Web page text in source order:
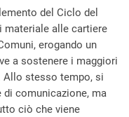
del Ciclo del
alle cartiere
erogando un
a sostenere i maggiori
stesso tempo, si
comunicazione, ma
ciò che viene